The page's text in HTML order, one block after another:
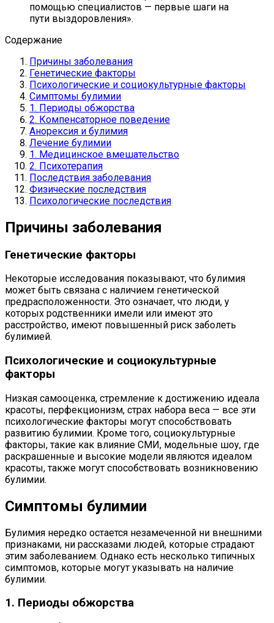
помощью специалистов — первые шаги на
пути выздоровления».
Содержание
Причины заболевания
Генетические факторы
Психологические и социокультурные факторы
Симптомы булимии
1. Периоды обжорства
2. Компенсаторное поведение
Анорексия и булимия
Лечение булимии
1. Медицинское вмешательство
2. Психотерапия
Последствия заболевания
Физические последствия
Психологические последствия
Причины заболевания
Генетические факторы
Некоторые исследования показывают, что булимия
может быть связана с наличием генетической
предрасположенности. Это означает, что люди, у
которых родственники имели или имеют это
расстройство, имеют повышенный риск заболеть
булимией.
Психологические и социокультурные
факторы
Низкая самооценка, стремление к достижению идеала
красоты, перфекционизм, страх набора веса — все эти
психологические факторы могут способствовать
развитию булимии. Кроме того, социокультурные
факторы, такие как влияние СМИ, модельные шоу, где
раскрашенные и высокие модели являются идеалом
красоты, также могут способствовать возникновению
булимии.
Симптомы булимии
Булимия нередко остается незамеченной ни внешними
признаками, ни рассказами людей, которые страдают
этим заболеванием. Однако есть несколько типичных
симптомов, которые могут указывать на наличие
булимии.
1. Периоды обжорства